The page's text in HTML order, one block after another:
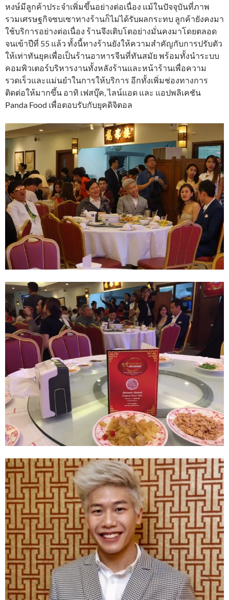
หงษ์มีลูกค้าประจำเพิ่มขึ้นอย่างต่อเนื่อง แม้ในปัจจุบันที่ภาพ
รวมเศรษฐกิจซบเซาทางร้านก็ไม่ได้รับผลกระทบ ลูกค้ายังคงมา
ใช้บริการอย่างต่อเนื่อง ร้านจึงเติบโตอย่างมั่นคงมาโดยตลอด
จนเข้าปีที่ 55 แล้ว ทั้งนี้ทางร้านยังให้ความสำคัญกับการปรับตัว
ให้เท่าทันยุคเพื่อเป็นร้านอาหารจีนที่ทันสมัย พร้อมทั้งนำระบบ
คอมพิวเตอร์บริหารงานทั้งหลังร้านและหน้าร้านเพื่อความ
รวดเร็วและแม่นยำในการให้บริการ อีกทั้งเพิ่มช่องทางการ
ติดต่อให้มากขึ้น อาทิ เฟสบุ๊ค, ไลน์แอด และ แอปพลิเคชัน
Panda Food เพื่อตอบรับกับยุคดิจิตอล